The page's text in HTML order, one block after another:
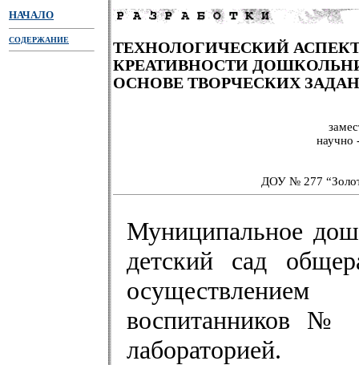
НАЧАЛО
СОДЕРЖАНИЕ
ТЕХНОЛОГИЧЕСКИЙ
КРЕАТИВНОСТИ
ОСНОВЕ ТВОРЧЕСКИХ
научно
ДОУ № 277
Муниципальное
детский сад
воспитанников №
лабораторией.